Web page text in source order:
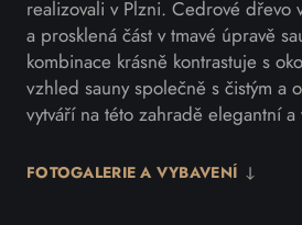
realizovali v Plzni. Cedrové dřevo
a prosklená část v tmavé úpravě
kombinace krásně kontrastuje s
vzhled sauny společně s čistým a
vytváří na této zahradě elegantní a
FOTOGALERIE A VYBAVENÍ